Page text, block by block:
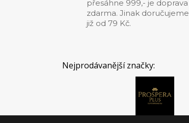
přesáhne 999,- je doprava
zdarma. Jinak doručujeme
již od 79 Kč.
Nejprodávanější značky: